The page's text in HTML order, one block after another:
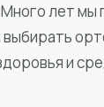
лет мы
и